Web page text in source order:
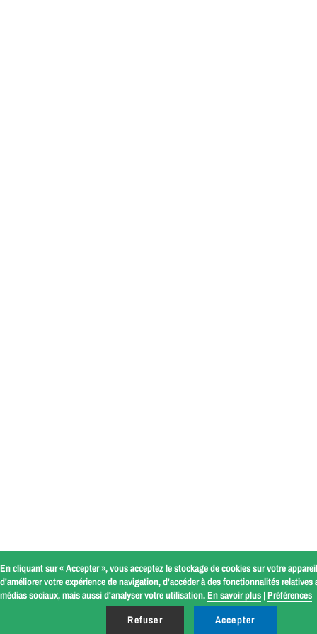
En cliquant sur « Accepter », vous acceptez le stockage de cookies sur votre
d'améliorer votre expérience de navigation, d'accéder à des fonctionnalités relatives
médias sociaux, mais aussi d'analyser votre utilisation.En savoir plus |Préférences
Refuser
Accepter